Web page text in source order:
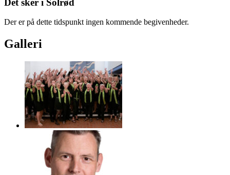
Der er på dette tidspunkt ingen kommende begivenheder.
Galleri